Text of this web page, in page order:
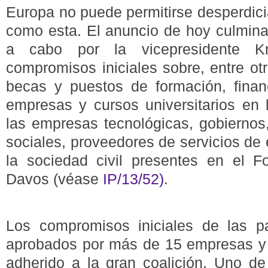
Europa no puede permitirse
como esta. El anuncio de hoy
a cabo por la vicepresidente
compromisos iniciales sobre, entre
becas y puestos de formación,
empresas y cursos universitarios
las empresas tecnológicas,
sociales, proveedores de servicios
la sociedad civil presentes en el
Davos (véase IP/13/52).
Los compromisos iniciales de las
aprobados por más de 15 empresas
adherido a la gran coalición. Uno